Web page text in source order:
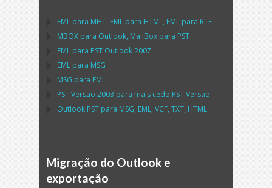
EML para MHT, EML para HTML, EML para RTF
MBOX para Outlook, MailBox para PST
EML para PST Outlook2007
EML para MSG
MSG para EML
PSTVersão 2003 para mais cedo PSTVersão
Outlook PST para MSG, EML, VCF, TXT, HTML
Migração do Outlook e
exportação